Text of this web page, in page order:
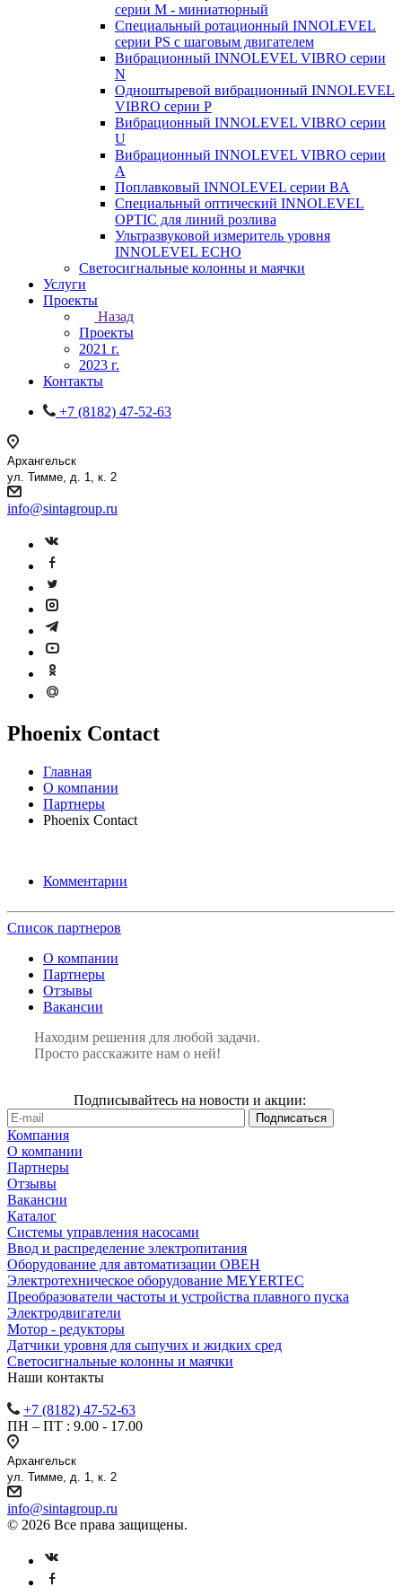
серии M - миниатюрный
Специальный ротационный INNOLEVEL
серии PS с шаговым двигателем
Вибрационный INNOLEVEL VIBRO серии
N
Одноштыревой вибрационный INNOLEVEL
VIBRO серии P
Вибрационный INNOLEVEL VIBRO серии
U
Вибрационный INNOLEVEL VIBRO серии
A
Поплавковый INNOLEVEL серии BA
Специальный оптический INNOLEVEL
OPTIC для линий розлива
Ультразвуковой измеритель уровня
INNOLEVEL ECHO
Светосигнальные колонны и маячки
Услуги
Проекты
Назад
Проекты
2021 г.
2023 г.
Контакты
+7 (8182) 47-52-63
Архангельск
ул. Тимме, д. 1, к. 2
info@sintagroup.ru
Phoenix Contact
Главная
О компании
Партнеры
Phoenix Contact
Комментарии
Список партнеров
О компании
Партнеры
Отзывы
Вакансии
Находим решения для любой задачи.
Просто расскажите нам о ней!
Подписывайтесь на новости и акции:
Компания
О компании
Партнеры
Отзывы
Вакансии
Каталог
Системы управления насосами
Ввод и распределение электропитания
Оборудование для автоматизации ОВЕН
Электротехническое оборудование MEYERTEC
Преобразователи частоты и устройства плавного пуска
Электродвигатели
Мотор - редукторы
Датчики уровня для сыпучих и жидких сред
Светосигнальные колонны и маячки
Наши контакты
+7 (8182) 47-52-63
ПН – ПТ : 9.00 - 17.00
Архангельск
ул. Тимме, д. 1, к. 2
info@sintagroup.ru
© 2026 Все права защищены.